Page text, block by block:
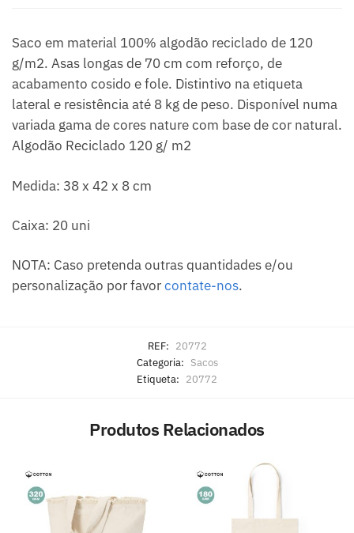
Saco em material 100% algodão reciclado de 120
g/m2. Asas longas de 70 cm com reforço, de
acabamento cosido e fole. Distintivo na etiqueta
lateral e resistência até 8 kg de peso. Disponível numa
variada gama de cores nature com base de cor natural.
Algodão Reciclado 120 g/ m2
Medida: 38 x 42 x 8 cm
Caixa: 20 uni
NOTA: Caso pretenda outras quantidades e/ou
personalização por favorcontate-nos.
REF: 20772
Categoria: Sacos
Etiqueta: 20772
Produtos Relacionados